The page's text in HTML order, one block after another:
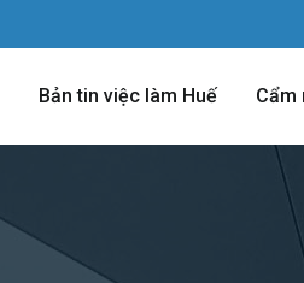
Bản tin việc làm Huế Cẩm